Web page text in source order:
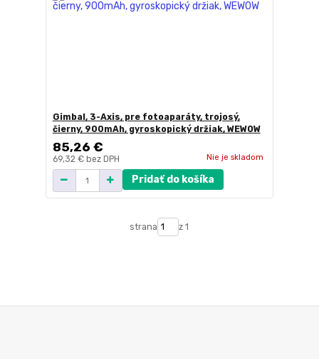
Gimbal, 3-Axis, pre fotoaparáty, trojosý,
čierny, 900mAh, gyroskopický držiak, WEWOW
85,26 €
69,32 € bez DPH Nie je skladom
Pridať do košíka
strana z 1